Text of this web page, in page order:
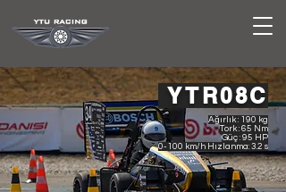
YTR08C
Ağırlık : 190 kg
Tork : 65 Nm
Güç : 95 HP
0-100 km/h Hızlanma: 3.2 s